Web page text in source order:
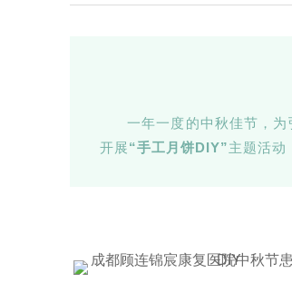
一年一度的中秋佳节，
开展“手工月饼DIY”主题活动